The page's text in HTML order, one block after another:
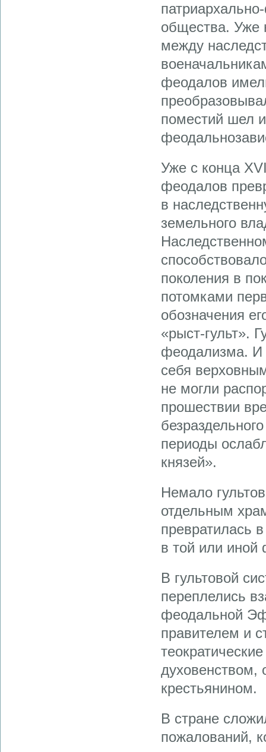
общества. Уже
между
феодалов
поместий шел
Уже с конца
феодалов
в
земельного
поколения в
потомками
обозначения
«рыст-гульт».
феодализма. И
себя
не могли
прошествии
периоды
князей».
Немало
отдельным
превратилась
в той или иной
В гультовой
переплелись
феодальной
правителем и
крестьянином.
В стране
пожалований,